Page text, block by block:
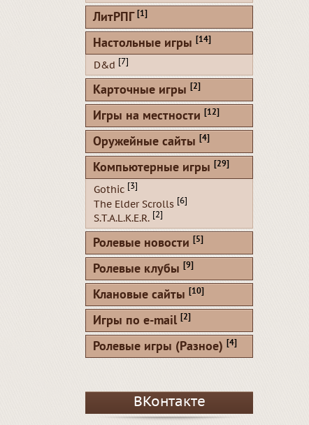
ЛитРПГ [1]
Настольные игры [14]
D&d [7]
Карточные игры [2]
Игры на местности [12]
Оружейные сайты [4]
Компьютерные игры [29]
Gothic [3]
The Elder Scrolls [6]
S.T.A.L.K.E.R. [2]
Ролевые новости [5]
Ролевые клубы [9]
Клановые сайты [10]
Игры по e-mail [2]
Ролевые игры (Разное) [4]
ВКонтакте